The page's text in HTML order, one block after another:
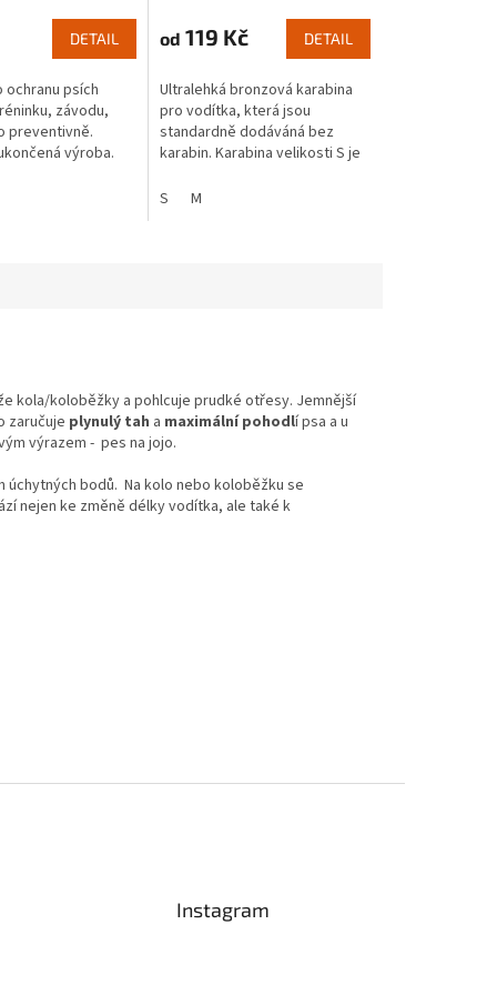
DETAIL
psích
závodu,
preventivně.
výroba.
od 119 Kč DETAIL
Ultralehká bronzová karabina
pro vodítka, která jsou
standardně dodáváná bez
karabin. Karabina velikosti S je
šňůry, kromě středové šňůry.
S M
kola/koloběžky a pohlcuje prudké otřesy. Jemnější
zaručuje plynulý tah a maximální pohodlí psa a u
výrazem - pes na jojo.
úchytných bodů. Na kolo nebo koloběžku se
nejen ke změně délky vodítka, ale také k
Instagram